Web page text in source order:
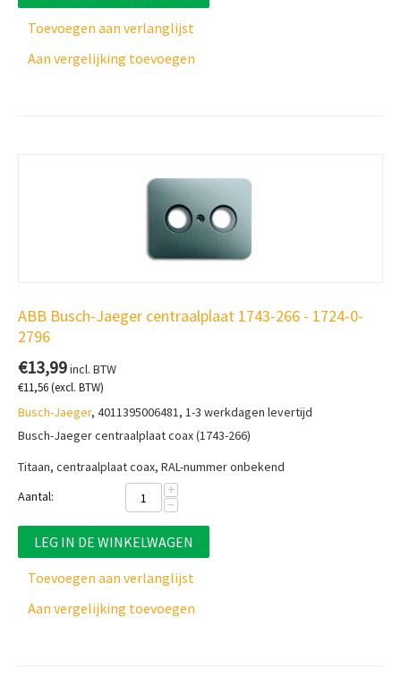
Toevoegen aan verlanglijst
Aan vergelijking toevoegen
ABB Busch-Jaeger centraalplaat 1743-266 - 1724-0-
2796
€13,99incl. BTW
€11,56(excl. BTW)
Busch-Jaeger, 4011395006481, 1-3 werkdagen levertijd
Busch-Jaeger centraalplaat coax (1743-266)
Titaan, centraalplaat coax, RAL-nummer onbekend
Aantal:
+
−
LEG IN DE WINKELWAGEN
Toevoegen aan verlanglijst
Aan vergelijking toevoegen